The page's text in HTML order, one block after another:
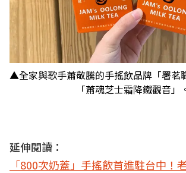
▲全家與歌手蕭敬騰的手搖飲品牌「署茗
「蕭魂芝士霜降鐵觀音」
延伸閱讀：
「800次奶蓋」手搖飲首進駐台中！